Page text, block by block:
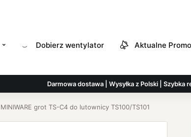
Dobierz wentylator Aktualne
Darmowa dostawa | Wysyłka z Polski | Szybka
MINIWARE grot TS-C4 do lutownicy TS100/TS101